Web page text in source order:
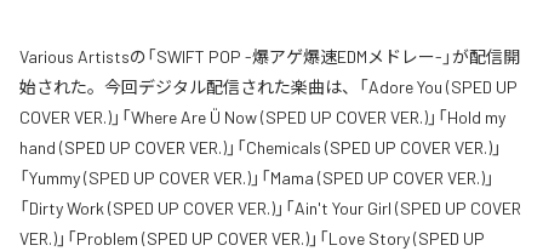
Various Artistsの「SWIFT POP -爆アゲ爆速EDMメドレー-」が配信開
始された。今回デジタル配信された楽曲は、「Adore You (SPED UP
COVER VER.)」「Where Are Ü Now (SPED UP COVER VER.)」「Hold my
hand (SPED UP COVER VER.)」「Chemicals (SPED UP COVER VER.)」
「Yummy (SPED UP COVER VER.)」「Mama (SPED UP COVER VER.)」
「Dirty Work (SPED UP COVER VER.)」「Ain't Your Girl (SPED UP COVER
VER.)」「Problem (SPED UP COVER VER.)」「Love Story (SPED UP